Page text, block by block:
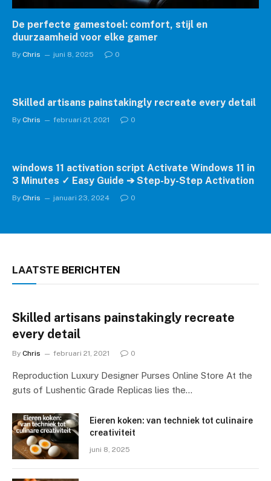
De perfecte gamestoel: comfort, stijl en
duurzaamheid voor elke gamer
By Chris juni 8, 2025 0
Skilled artisans painstakingly recreate every detail
By Chris februari 21, 2021 0
windows 11 activation script Activate Windows 11 in
3 Minutes ✓ Easy Guide ➔ Step-by-Step Activation
By Chris januari 23, 2024 0
LAATSTE BERICHTEN
Skilled artisans painstakingly recreate
every detail
By Chris februari 21, 2021 0
Reproduction Luxury Designer Purses Online Store At the
guts of Lushentic Grade Replicas lies the…
Eieren koken: van techniek tot culinaire
creativiteit
juni 8, 2025